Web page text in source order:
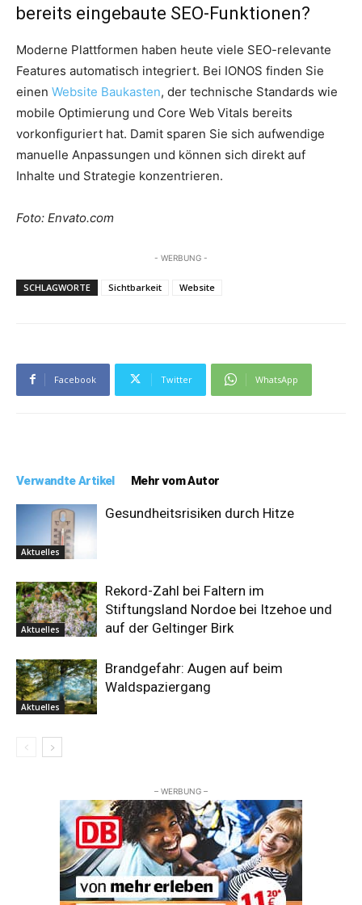
bereits eingebaute SEO-Funktionen?
Moderne Plattformen haben heute viele SEO-relevante
Features automatisch integriert. Bei IONOS finden Sie
einen Website Baukasten, der technische Standards wie
mobile Optimierung und Core Web Vitals bereits
vorkonfiguriert hat. Damit sparen Sie sich aufwendige
manuelle Anpassungen und können sich direkt auf
Inhalte und Strategie konzentrieren.
Foto: Envato.com
- WERBUNG -
SCHLAGWORTE Sichtbarkeit Website
Facebook Twitter WhatsApp
Verwandte Artikel Mehr vom Autor
Aktuelles
Gesundheitsrisiken durch Hitze
Aktuelles
Rekord-Zahl bei Faltern im
Stiftungsland Nordoe bei Itzehoe und
auf der Geltinger Birk
Aktuelles
Brandgefahr: Augen auf beim
Waldspaziergang
– WERBUNG –